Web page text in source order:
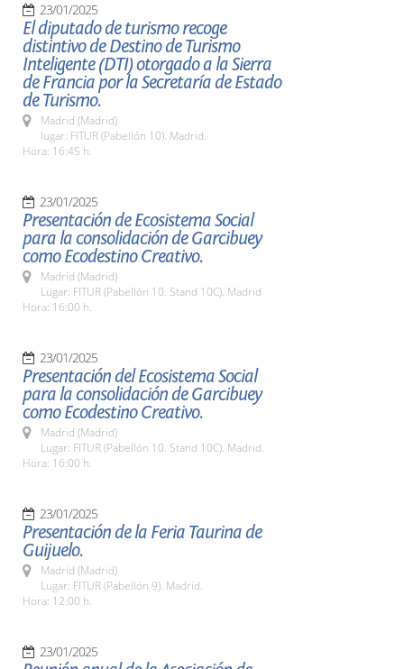
23/01/2025
El diputado de turismo recoge
distintivo de Destino de Turismo
Inteligente (DTI) otorgado a la Sierra
de Francia por la Secretaría de Estado
de Turismo.
Madrid (Madrid)
lugar: FITUR (Pabellón 10). Madrid.
Hora: 16:45 h.
23/01/2025
Presentación de Ecosistema Social
para la consolidación de Garcibuey
como Ecodestino Creativo.
Madrid (Madrid)
Lugar: FITUR (Pabellón 10. Stand 10C). Madrid
Hora: 16:00 h.
23/01/2025
Presentación del Ecosistema Social
para la consolidación de Garcibuey
como Ecodestino Creativo.
Madrid (Madrid)
Lugar: FITUR (Pabellón 10. Stand 10C). Madrid.
Hora: 16:00 h.
23/01/2025
Presentación de la Feria Taurina de
Guijuelo.
Madrid (Madrid)
Lugar: FITUR (Pabellón 9). Madrid.
Hora: 12:00 h.
23/01/2025